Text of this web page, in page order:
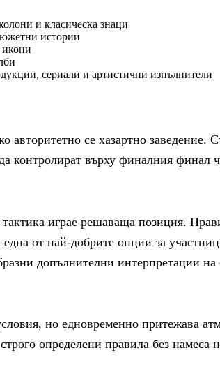
и класическа знаци
истории
сериали и артистични изпълнители
авторитетно се хазартно
контролират върху финалния финал
играе решаваща позиция.
от най-добрите опции за
допълнителни интерпретации на
но едновременно притежава
определени правила без намеса